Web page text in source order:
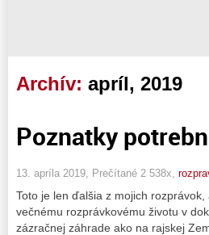
Archív: apríl, 2019
Poznatky
13. apríla 2019, Prečítané 2 538x,
Toto je len ďalšia z mojich
večnému rozprávkovému životu v
zázračnej záhrade ako na rajskej